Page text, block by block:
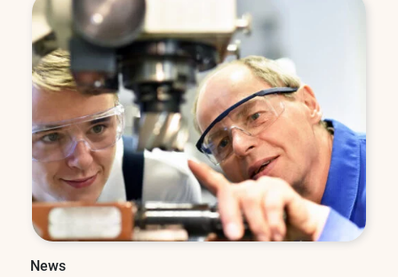
News